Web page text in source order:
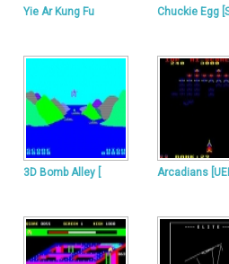
Yie Ar Kung Fu Chuckie Egg
3D Bomb Alley [ Arcadians